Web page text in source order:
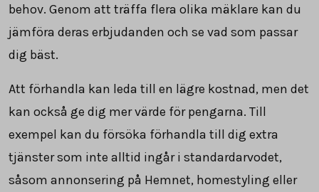
behov. Genom att träffa flera olika mäklare kan du
jämföra deras erbjudanden och se vad som passar
dig bäst.
Att förhandla kan leda till en lägre kostnad, men det
kan också ge dig mer värde för pengarna. Till
exempel kan du försöka förhandla till dig extra
tjänster som inte alltid ingår i standardarvodet,
såsom annonsering på Hemnet, homestyling eller